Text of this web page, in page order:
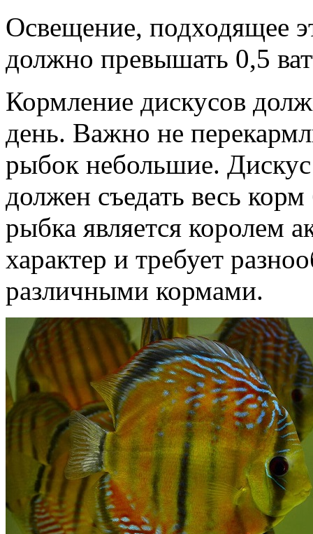
Освещение, подходящее
должно превышать 0,5
Кормление дискусов
день. Важно не
рыбок небольшие.
должен съедать весь корм
рыбка является королем
характер и требует
различными кормами.